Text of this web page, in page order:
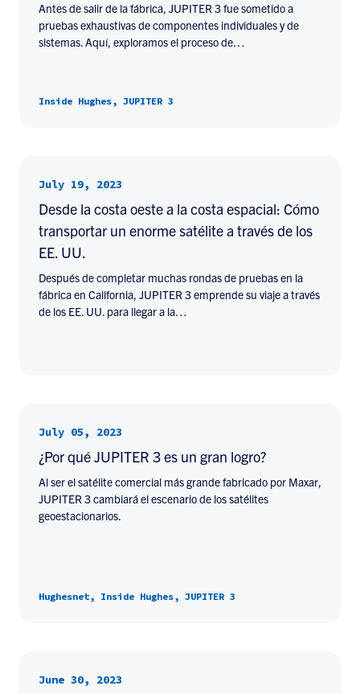
Antes de salir de la fábrica, JUPITER 3 fue sometido a
pruebas exhaustivas de componentes individuales y de
sistemas. Aquí, exploramos el proceso de…
Inside Hughes, JUPITER 3
July 19, 2023
Desde la costa oeste a la costa espacial: Cómo
transportar un enorme satélite a través de los
EE. UU.
Después de completar muchas rondas de pruebas en la
fábrica en California, JUPITER 3 emprende su viaje a través
de los EE. UU. para llegar a la…
July 05, 2023
¿Por qué JUPITER 3 es un gran logro?
Al ser el satélite comercial más grande fabricado por Maxar,
JUPITER 3 cambiará el escenario de los satélites
geoestacionarios.
Hughesnet, Inside Hughes, JUPITER 3
June 30, 2023